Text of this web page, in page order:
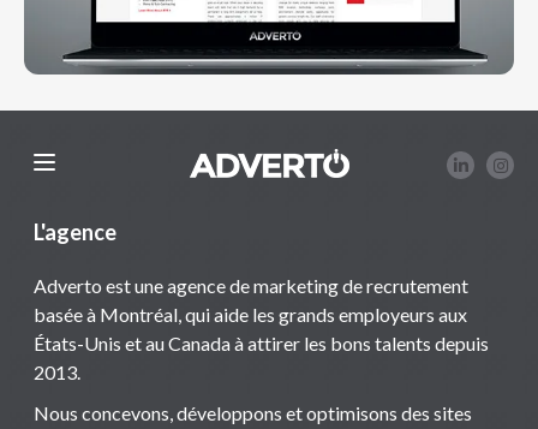
L'agence
Adverto est une agence de marketing de recrutement
basée à Montréal, qui aide les grands employeurs aux
États-Unis et au Canada à attirer les bons talents depuis
2013.
Nous concevons, développons et optimisons des sites